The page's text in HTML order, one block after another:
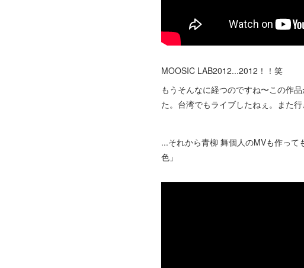
MOOSIC LAB2012...2012！！笑
もうそんなに経つのですね〜この作
た。台湾でもライブしたねぇ。また
...それから青柳 舞個人のMVも作っ
色」